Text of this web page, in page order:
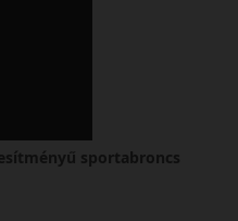
sportabroncs